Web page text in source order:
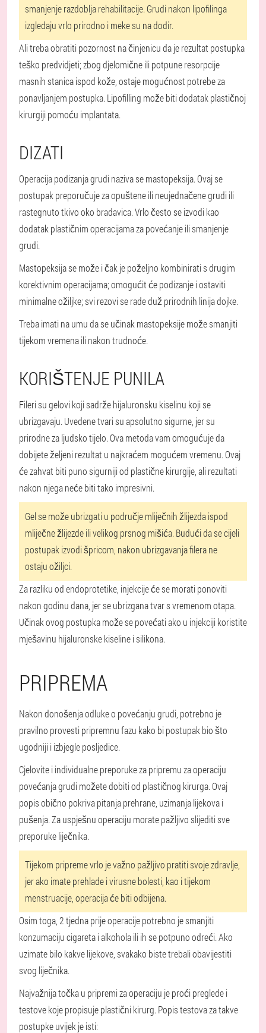
smanjenje razdoblja rehabilitacije. Grudi nakon lipofilinga
izgledaju vrlo prirodno i meke su na dodir.
Ali treba obratiti pozornost na činjenicu da je rezultat postupka
teško predvidjeti; zbog djelomične ili potpune resorpcije
masnih stanica ispod kože, ostaje mogućnost potrebe za
ponavljanjem postupka. Lipofilling može biti dodatak plastičnoj
kirurgiji pomoću implantata.
DIZATI
Operacija podizanja grudi naziva se mastopeksija. Ovaj se
postupak preporučuje za opuštene ili neujednačene grudi ili
rastegnuto tkivo oko bradavica. Vrlo često se izvodi kao
dodatak plastičnim operacijama za povećanje ili smanjenje
grudi.
Mastopeksija se može i čak je poželjno kombinirati s drugim
korektivnim operacijama; omogućit će podizanje i ostaviti
minimalne ožiljke; svi rezovi se rade duž prirodnih linija dojke.
Treba imati na umu da se učinak mastopeksije može smanjiti
tijekom vremena ili nakon trudnoće.
KORIŠTENJE PUNILA
Fileri su gelovi koji sadrže hijaluronsku kiselinu koji se
ubrizgavaju. Uvedene tvari su apsolutno sigurne, jer su
prirodne za ljudsko tijelo. Ova metoda vam omogućuje da
dobijete željeni rezultat u najkraćem mogućem vremenu. Ovaj
će zahvat biti puno sigurniji od plastične kirurgije, ali rezultati
nakon njega neće biti tako impresivni.
Gel se može ubrizgati u područje mliječnih žlijezda ispod
mliječne žlijezde ili velikog prsnog mišića. Budući da se cijeli
postupak izvodi špricom, nakon ubrizgavanja filera ne
ostaju ožiljci.
Za razliku od endoprotetike, injekcije će se morati ponoviti
nakon godinu dana, jer se ubrizgana tvar s vremenom otapa.
Učinak ovog postupka može se povećati ako u injekciji koristite
mješavinu hijaluronske kiseline i silikona.
PRIPREMA
Nakon donošenja odluke o povećanju grudi, potrebno je
pravilno provesti pripremnu fazu kako bi postupak bio što
ugodniji i izbjegle posljedice.
Cjelovite i individualne preporuke za pripremu za operaciju
povećanja grudi možete dobiti od plastičnog kirurga. Ovaj
popis obično pokriva pitanja prehrane, uzimanja lijekova i
pušenja. Za uspješnu operaciju morate pažljivo slijediti sve
preporuke liječnika.
Tijekom pripreme vrlo je važno pažljivo pratiti svoje zdravlje,
jer ako imate prehlade i virusne bolesti, kao i tijekom
menstruacije, operacija će biti odbijena.
Osim toga, 2 tjedna prije operacije potrebno je smanjiti
konzumaciju cigareta i alkohola ili ih se potpuno odreći. Ako
uzimate bilo kakve lijekove, svakako biste trebali obavijestiti
svog liječnika.
Najvažnija točka u pripremi za operaciju je proći preglede i
testove koje propisuje plastični kirurg. Popis testova za takve
postupke uvijek je isti: